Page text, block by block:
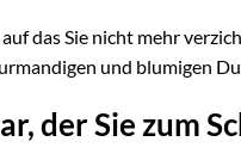
das Sie nicht mehr
und blumigen
der Sie zum